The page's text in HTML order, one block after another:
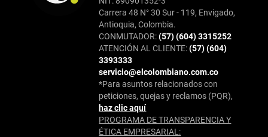
Carrera 48 N° 30 Sur - 119, Envigado,
Antioquia, Colombia.
CONMUTADOR:(57) (604) 3315252
ATENCIÓN AL CLIENTE:(57) (604)
3393333
servicio@elcolombiano.com.co
*Para asuntos relacionados con
peticiones, quejas y reclamos (PQR),
haz clic aquí
PROGRAMA DE TRANSPARENCIA Y
ÉTICA EMPRESARIAL: